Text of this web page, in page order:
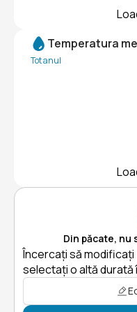
Temperatura
Tot anul
Din păcate, nu
Încercați să
selectați o altă durată